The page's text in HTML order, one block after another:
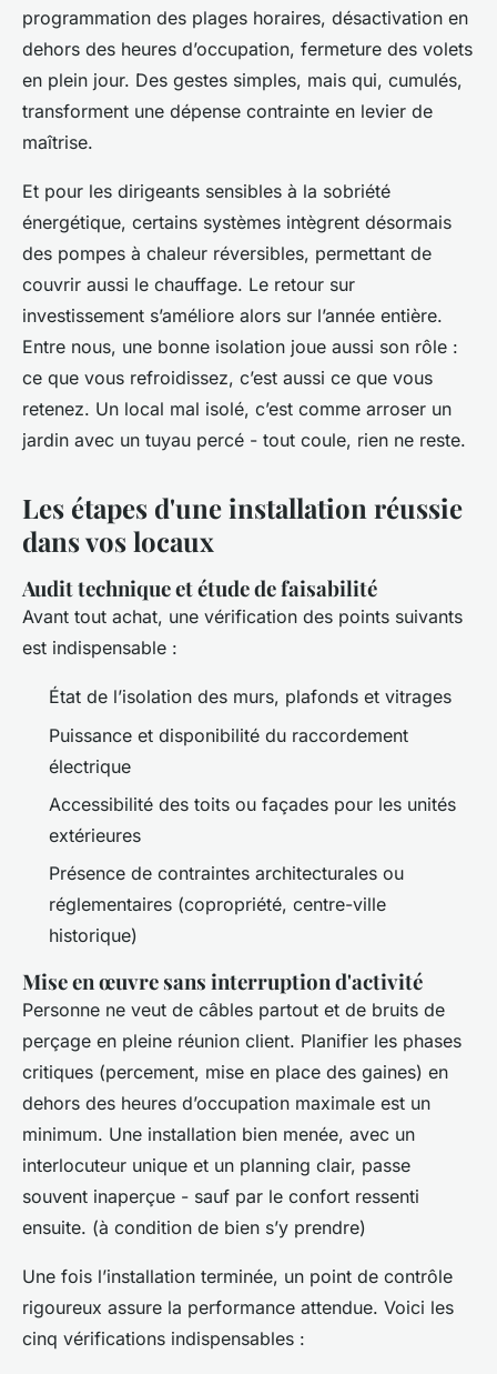
programmation des plages horaires, désactivation en
dehors des heures d’occupation, fermeture des volets
en plein jour. Des gestes simples, mais qui, cumulés,
transforment une dépense contrainte en levier de
maîtrise.
Et pour les dirigeants sensibles à la sobriété
énergétique, certains systèmes intègrent désormais
des pompes à chaleur réversibles, permettant de
couvrir aussi le chauffage. Le retour sur
investissement s’améliore alors sur l’année entière.
Entre nous, une bonne isolation joue aussi son rôle :
ce que vous refroidissez, c’est aussi ce que vous
retenez. Un local mal isolé, c’est comme arroser un
jardin avec un tuyau percé - tout coule, rien ne reste.
Les étapes d'une installation réussie
dans vos locaux
Audit technique et étude de faisabilité
Avant tout achat, une vérification des points suivants
est indispensable :
État de l’isolation des murs, plafonds et vitrages
Puissance et disponibilité du raccordement
électrique
Accessibilité des toits ou façades pour les unités
extérieures
Présence de contraintes architecturales ou
réglementaires (copropriété, centre-ville
historique)
Mise en œuvre sans interruption d'activité
Personne ne veut de câbles partout et de bruits de
perçage en pleine réunion client. Planifier les phases
critiques (percement, mise en place des gaines) en
dehors des heures d’occupation maximale est un
minimum. Une installation bien menée, avec un
interlocuteur unique et un planning clair, passe
souvent inaperçue - sauf par le confort ressenti
ensuite. (à condition de bien s’y prendre)
Une fois l’installation terminée, un point de contrôle
rigoureux assure la performance attendue. Voici les
cinq vérifications indispensables :